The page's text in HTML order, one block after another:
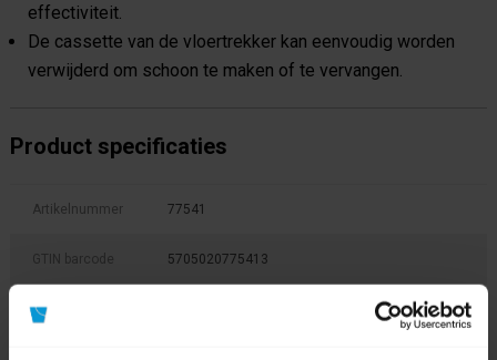
effectiviteit.
De cassette van de vloertrekker kan eenvoudig worden
verwijderd om schoon te maken of te vervangen.
Product specificaties
Artikelnummer 77541
GTIN barcode 5705020775413
Fabrikant: